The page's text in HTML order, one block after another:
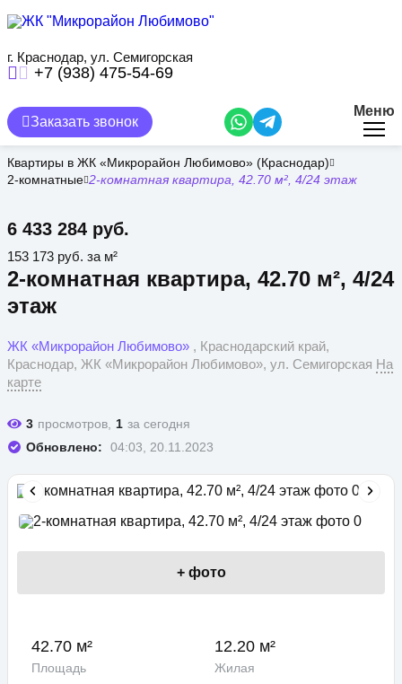
содержанию
г. Краснодар, ул. Семигорская
+7 (938) 475-54-69
Заказать звонок
Меню
Квартиры в ЖК «Микрорайон Любимово» (Краснодар)
2-комнатные 2-комнатная квартира, 42.70 м², 4/24 этаж
2-комнатная квартира, 42.70 м², 4/24
этаж
6 433 284 руб.
ЖК «Микрорайон Любимово» , Краснодарский край,
Краснодар, ЖК «Микрорайон Любимово», ул. Семигорская На
карте
153 173 руб. за м²
3 просмотров, 1 за сегодня
Обновлено:
04:03, 20.11.2023
+ фото
42.70 м²
Площадь
12.20 м²
Жилая